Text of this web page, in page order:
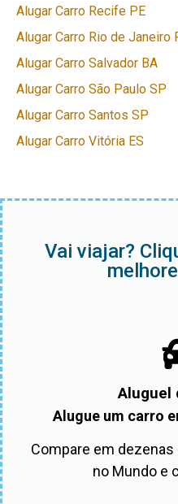
Alugar Carro Recife PE
Alugar Carro Rio de Janeiro
Alugar Carro Salvador BA
Alugar Carro São Paulo SP
Alugar Carro Santos SP
Alugar Carro Vitória ES
Vai viajar?
Aluguel
Alugue um carro
Compare em
no Mundo e